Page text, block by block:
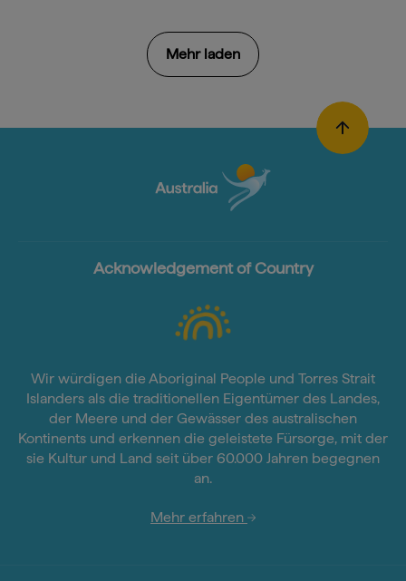
Mehr laden
Acknowledgement of Country
Wir würdigen die Aboriginal People und Torres Strait
Islanders als die traditionellen Eigentümer des Landes,
der Meere und der Gewässer des australischen
Kontinents und erkennen die geleistete Fürsorge, mit der
sie Kultur und Land seit über 60.000 Jahren begegnen
an.
Mehr erfahren